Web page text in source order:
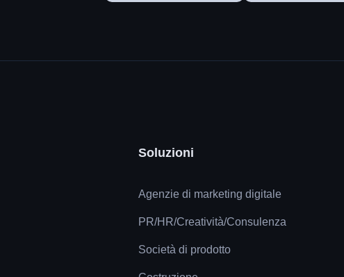
Soluzioni
Agenzie di marketing digitale
PR/HR/Creatività/Consulenza
Società di prodotto